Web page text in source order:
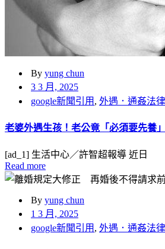
By yung chun
3 3 月, 2025
google新聞引用 , 外遇．通姦法律
老婆外遇生孩！老公竟「必須要先
[ad_1] 生活中心／許智超報導 近日
Read more
By yung chun
1 3 月, 2025
google新聞引用 , 外遇．通姦法律